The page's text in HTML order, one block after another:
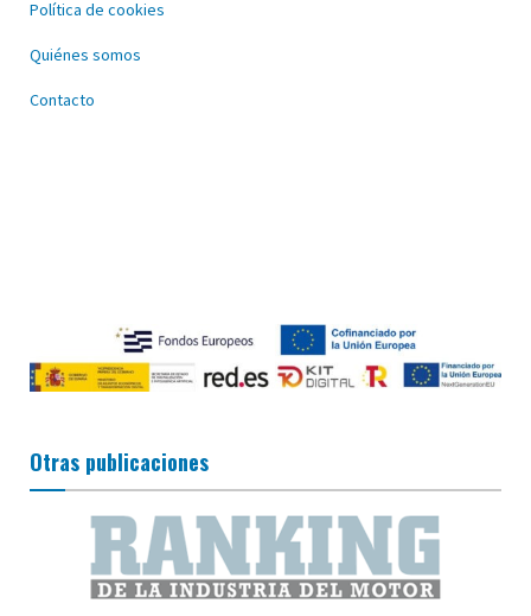
Política de cookies
Quiénes somos
Contacto
Otras publicaciones